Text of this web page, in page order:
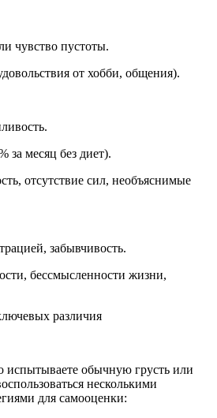
чувство пустоты.
от хобби, общения).
за месяц без диет).
отсутствие сил, необъяснимые
забывчивость.
бессмысленности жизни,
различия
испытываете обычную грусть или
несколькими
для самооценки: